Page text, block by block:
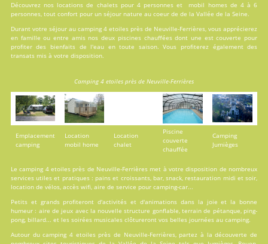
Découvrez nos locations de chaletspour 4 personnes et mobil homesde 4 à 6
personnes, tout confort pour un séjour nature au coeur de de la Vallée de la Seine.
Durant votre séjour au camping 4 etoiles près de Neuville-Ferrières, vous apprécierez
en famille ou entre amis nos deux piscineschauffées dont une est couverte pour
profiter des bienfaits de l'eau en toute saison. Vous profiterez également des
transats mis à votre disposition.
Camping 4 etoiles près de Neuville-Ferrières
Emplacement
camping
Location
mobil home
Location
chalet
Piscine
couverte
chauffée
Camping
Jumièges
Le camping 4 etoiles près de Neuville-Ferrières met à votre disposition de nombreux
servicesutiles et pratiques : pains et croissants, bar, snack, restauration midi et soir,
location de vélos, accès wifi, aire de service pour camping-car...
Petits et grands profiteront d'activités et d'animations dans la joie et la bonne
humeur : aire de jeux avec la nouvelle structure gonflable, terrain de pétanque, ping-
pong, billard... et les soirées musicales clôtureront vos belles journées au camping.
Autour du camping 4 etoiles près de Neuville-Ferrières, partez à la découverte de